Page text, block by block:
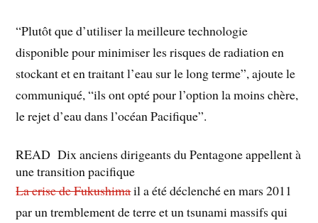
“Plutôt que d’utiliser la meilleure technologie
disponible pour minimiser les risques de radiation en
stockant et en traitant l’eau sur le long terme”, ajoute le
communiqué, “ils ont opté pour l’option la moins chère,
le rejet d’eau dans l’océan Pacifique”.
READ Dix anciens dirigeants du Pentagone appellent à
une transition pacifique
La crise de Fukushimail a été déclenché en mars 2011
par un tremblement de terre et un tsunami massifs qui